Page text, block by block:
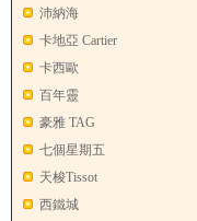
沛納海
卡地亞 Cartier
卡西歐
百年靈
豪雅 TAG
七個星期五
天梭Tissot
西鐵城